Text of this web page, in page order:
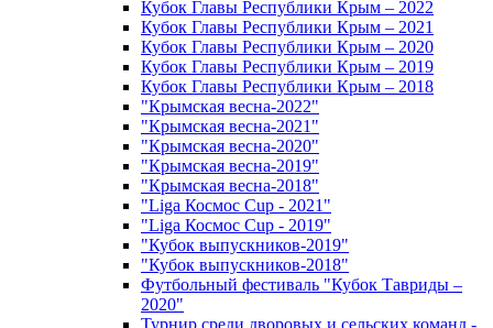
Кубок Главы Республики Крым – 2022
Кубок Главы Республики Крым – 2021
Кубок Главы Республики Крым – 2020
Кубок Главы Республики Крым – 2019
Кубок Главы Республики Крым – 2018
"Крымская весна-2022"
"Крымская весна-2021"
"Крымская весна-2020"
"Крымская весна-2019"
"Крымская весна-2018"
"Liga Космос Cup - 2021"
"Liga Космос Cup - 2019"
"Кубок выпускников-2019"
"Кубок выпускников-2018"
Футбольный фестиваль "Кубок Тавриды –
2020"
Турнир среди дворовых и сельских команд -